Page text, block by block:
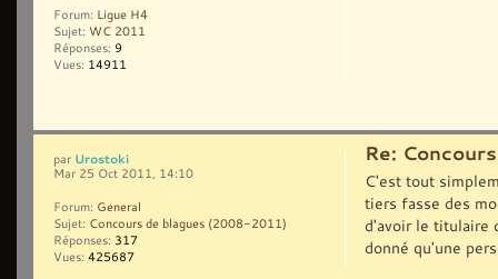
Forum: Ligue H4
Sujet: WC 2011
Réponses: 9
Vues: 14911
Re:
C'est tout
tiers fasse des
d'avoir le titulaire
donné qu'une
par Urostoki
Mar 25 Oct 2011, 14:10
Forum: General
Sujet: Concours de blagues (2008-2011)
Réponses: 317
Vues: 425687